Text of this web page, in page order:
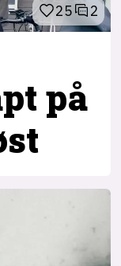
25 2
på